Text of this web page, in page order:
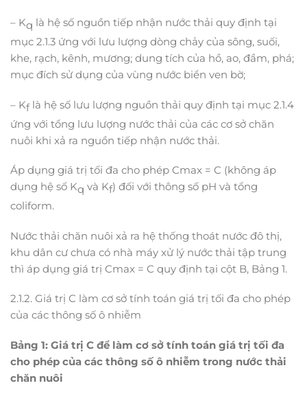
– Kq là hệ số nguồn tiếp nhận nước thải quy định tại
mục 2.1.3 ứng với lưu lượng dòng chảy của sông, suối,
khe, rạch, kênh, mương; dung tích của hồ, ao, đầm, phá;
mục đích sử dụng của vùng nước biển ven bờ;
– Kflà hệ số lưu lượng nguồn thải quy định tại mục 2.1.4
ứng với tổng lưu lượng nước thải của các cơ sở chăn
nuôi khi xả ra nguồn tiếp nhận nước thải.
Áp dụng giá trị tối đa cho phép Cmax = C (không áp
dụng hệ số Kq và Kf) đối với thông số pH và tổng
coliform.
Nước thải chăn nuôi xả ra hệ thống thoát nước đô thị,
khu dân cư chưa có nhà máy xử lý nước thải tập trung
thì áp dụng giá trị Cmax = C quy định tại cột B, Bảng 1.
2.1.2. Giá trị C làm cơ sở tính toán giá trị tối đa cho phép
của các thông số ô nhiễm
Bảng 1: Giá trị C để làm cơ sở tính toán giá trị tối đa
cho phép của các thông số ô nhiễm trong nước thải
chăn nuôi